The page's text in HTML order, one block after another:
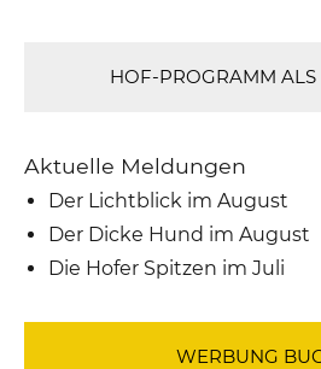
HOF-PROGRAMM
Aktuelle Meldungen
Der Lichtblick im August
Der Dicke Hund im August
Die Hofer Spitzen im Juli
WERBUNG